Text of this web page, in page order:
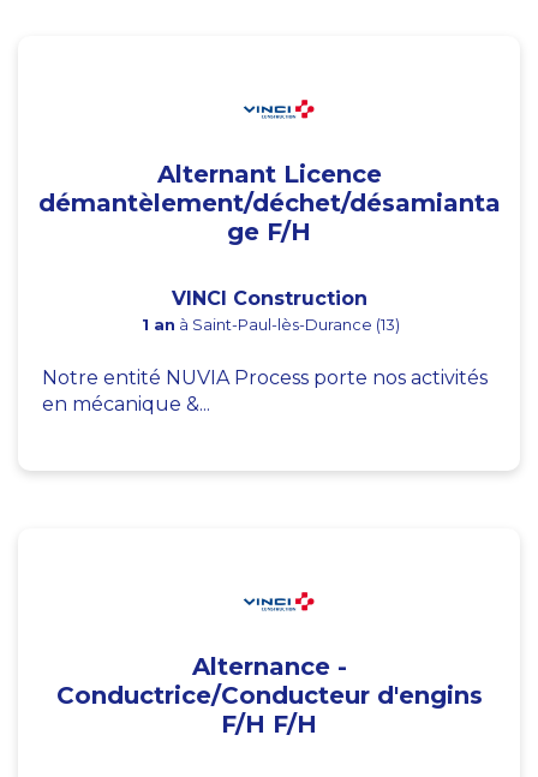
Alternant Licence
démantèlement/déchet/désamianta
ge F/H
VINCI Construction
1 an à Saint-Paul-lès-Durance (13)
Notre entité NUVIA Process porte nos activités
en mécanique &...
Alternance -
Conductrice/Conducteur d'engins
F/H F/H